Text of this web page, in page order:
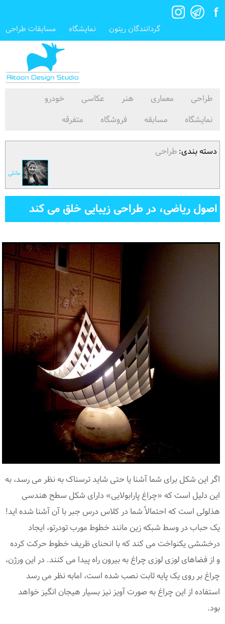
گردانندگان ریتون نمایشگاه مسابقات طراحی
طراحی معماری هنر عکاسی
خودرو
نمایشگاه
مسابقه فروشگاه متفرقه
دسته بندی:طراحی
مانلی
اصول ریاضی، در طراحی زیبایی خلق می کند
اگر این شکل برای شما آشنا یا حتی شاید ترسناک به نظر می رسد، به
این دلیل است که «چراغ پارابولایی» دارای شکل سطح هندسی
هذلولی است که احتمالاً شما در کلاس درس جبر با آن آشنا شده اید!
یک حباب در وسط شبکه زین مانند خطوط مورب تودرتو، ایجاد
درخششی یکنواخت می کند که با انحنای ظریف خطوط حرکت کرده
و از فضاهای لوزی لوزی چراغ به بیرون راه پیدا می کنند. در این ورژن،
چراغ بر روی یک پایه ثابت نصب شده است، امابه نظر می رسد
استفاده از این چراغ به صورت آویز نیز بسیار هیجان انگیز خواهد
بود.